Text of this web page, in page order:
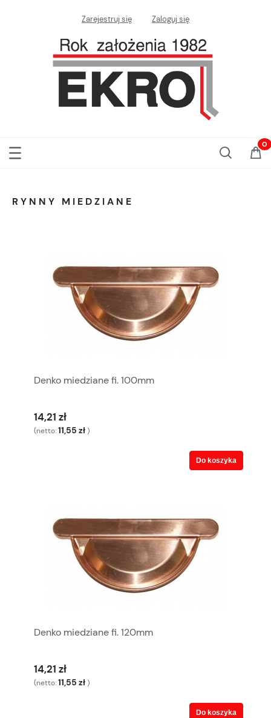
Zarejestruj się Zaloguj się
RYNNY MIEDZIANE
Denko miedziane fi. 100mm
14,21 zł
(netto:11,55 zł )
Do koszyka
Denko miedziane fi. 120mm
14,21 zł
(netto:11,55 zł )
Do koszyka